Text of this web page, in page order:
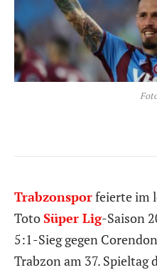
Trabzonsporfeierte im
TotoSüper Lig-Saison
5:1-Sieg gegen
Trabzon am 37. Spieltag